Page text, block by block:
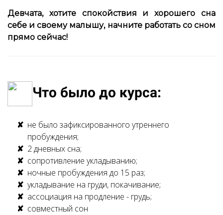
Девчата, хотите спокойствия и хорошего сна
себе и своему малышу, начните работать со сном
прямо сейчас!
Что было до курса:
не было зафиксированного утреннего
пробуждения;
2 дневных сна;
сопротивление укладыванию;
ночные пробуждения до 15 раз;
укладывание на груди, покачивание;
ассоциация на продление - грудь;
совместный сон